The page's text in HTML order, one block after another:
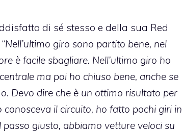
di sé stesso e della sua Red
Nell’ultimo giro sono partito bene, nel
è facile sbagliare. Nell’ultimo giro ho
ma poi ho chiuso bene, anche se
Devo dire che è un ottimo risultato per
il circuito, ho fatto pochi giri in
giusto, abbiamo vetture veloci su